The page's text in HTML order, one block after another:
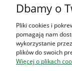
Dbamy o
Pliki cookies i
pomagają nam
wykorzystanie
plików do swoich
Więcej o plikach